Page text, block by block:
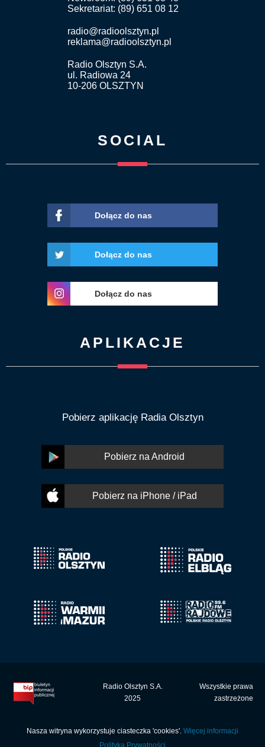
Sekretariat: (89) 651 08 12
radio@radioolsztyn.pl
reklama@radioolsztyn.pl
Radio Olsztyn S.A.
ul. Radiowa 24
10-206 OLSZTYN
SOCIAL
Dołącz do nas
Dołącz do nas
Dołącz do nas
APLIKACJE
Pobierz aplikację Radia Olsztyn
Pobierz na Android
Pobierz na iPhone / iPad
Radio Olsztyn S.A.
2025
Wszystkie prawa
zastrzeżone
Nasza witryna wykorzystuje ciasteczka 'cookies'. Więcej informacji
Polityka Prywatności